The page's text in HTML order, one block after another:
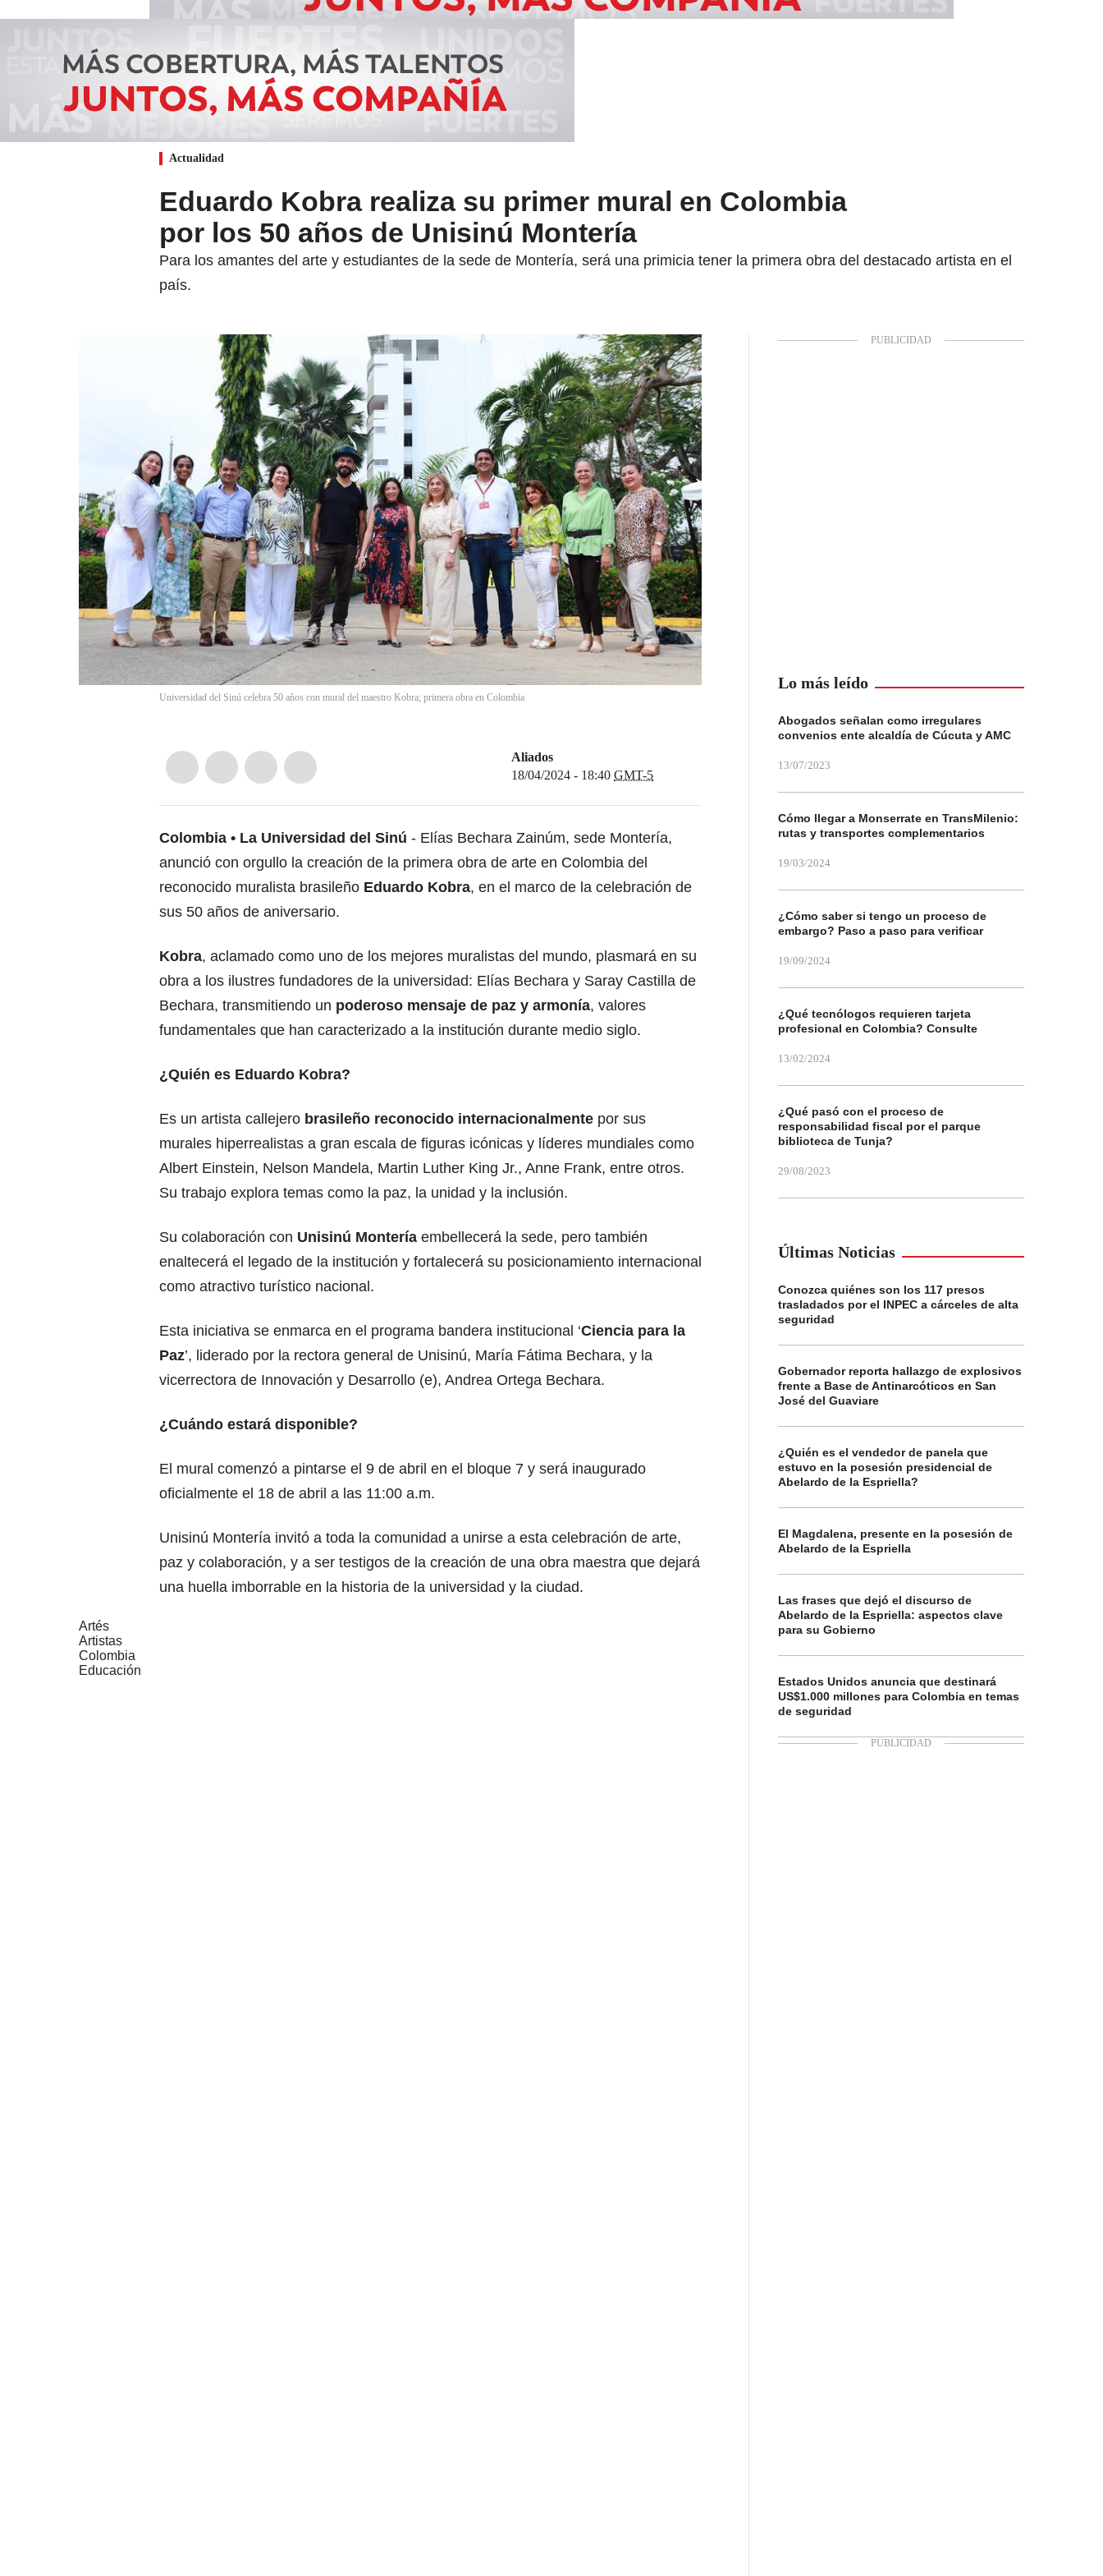
Actualidad
Eduardo Kobra realiza su primer mural en Colombia
por los 50 años de Unisinú Montería
Para los amantes del arte y estudiantes de la sede de Montería, será una primicia tener la primera obra del destacado artista en el
país.
Universidad del Sinú celebra 50 años con mural del maestro Kobra; primera obra en Colombia
Aliados
18/04/2024 - 18:40 GMT-5
Colombia La Universidad del Sinú - Elías Bechara Zainúm, sede Montería,
anunció con orgullo la creación de la primera obra de arte en Colombia del
reconocido muralista brasileño Eduardo Kobra, en el marco de la celebración de
sus 50 años de aniversario.
Kobra, aclamado como uno de los mejores muralistas del mundo, plasmará en su
obra a los ilustres fundadores de la universidad: Elías Bechara y Saray Castilla de
Bechara, transmitiendo un poderoso mensaje de paz y armonía, valores
fundamentales que han caracterizado a la institución durante medio siglo.
¿Quién es Eduardo Kobra?
Es un artista callejero brasileño reconocido internacionalmente por sus
murales hiperrealistas a gran escala de figuras icónicas y líderes mundiales como
Albert Einstein, Nelson Mandela, Martin Luther King Jr., Anne Frank, entre otros.
Su trabajo explora temas como la paz, la unidad y la inclusión.
Su colaboración con Unisinú Montería embellecerá la sede, pero también
enaltecerá el legado de la institución y fortalecerá su posicionamiento internacional
como atractivo turístico nacional.
Esta iniciativa se enmarca en el programa bandera institucional ‘Ciencia para la
Paz’, liderado por la rectora general de Unisinú, María Fátima Bechara, y la
vicerrectora de Innovación y Desarrollo (e), Andrea Ortega Bechara.
¿Cuándo estará disponible?
El mural comenzó a pintarse el 9 de abril en el bloque 7 y será inaugurado
oficialmente el 18 de abril a las 11:00 a.m.
Unisinú Montería invitó a toda la comunidad a unirse a esta celebración de arte,
paz y colaboración, y a ser testigos de la creación de una obra maestra que dejará
una huella imborrable en la historia de la universidad y la ciudad.
Artés
Artistas
Colombia
Educación
Lo más leído
Abogados señalan como irregulares
convenios ente alcaldía de Cúcuta y AMC
13/07/2023
Cómo llegar a Monserrate en TransMilenio:
rutas y transportes complementarios
19/03/2024
¿Cómo saber si tengo un proceso de
embargo? Paso a paso para verificar
19/09/2024
¿Qué tecnólogos requieren tarjeta
profesional en Colombia? Consulte
13/02/2024
¿Qué pasó con el proceso de
responsabilidad fiscal por el parque
biblioteca de Tunja?
29/08/2023
Últimas Noticias
Conozca quiénes son los 117 presos
trasladados por el INPEC a cárceles de alta
seguridad
Gobernador reporta hallazgo de explosivos
frente a Base de Antinarcóticos en San
José del Guaviare
¿Quién es el vendedor de panela que
estuvo en la posesión presidencial de
Abelardo de la Espriella?
El Magdalena, presente en la posesión de
Abelardo de la Espriella
Las frases que dejó el discurso de
Abelardo de la Espriella: aspectos clave
para su Gobierno
Estados Unidos anuncia que destinará
US$1.000 millones para Colombia en temas
de seguridad